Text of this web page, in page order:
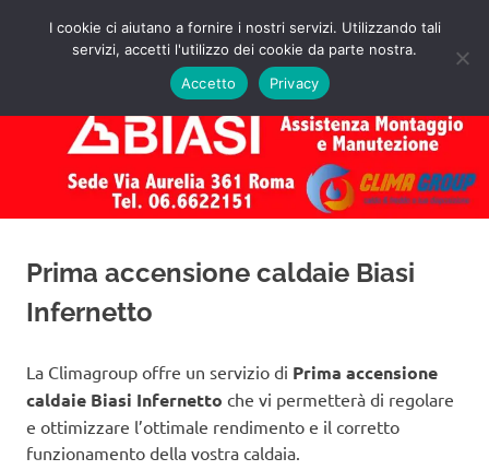
Assistenza
Caldaie
Biasi
Roma
Preventivo!
MENU
Prima accensione caldaie Biasi
Infernetto
La Climagroup offre un servizio di Prima accensione
caldaie Biasi Infernetto che vi permetterà di regolare
e ottimizzare l’ottimale rendimento e il corretto
funzionamento della vostra caldaia.
I cookie ci aiutano a fornire i nostri servizi. Utilizzando tali
servizi, accetti l'utilizzo dei cookie da parte nostra.
Accetto
Privacy